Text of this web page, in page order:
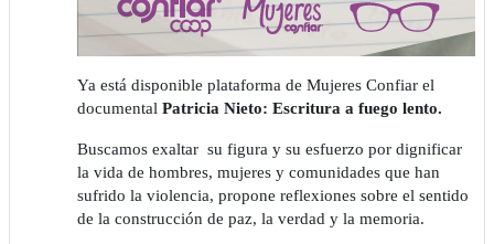
Ya está disponible plataforma de Mujeres Confiar el
documental Patricia Nieto: Escritura a fuego lento.
Buscamos exaltar su figura y su esfuerzo por dignificar
la vida de hombres, mujeres y comunidades que han
sufrido la violencia, propone reflexiones sobre el sentido
de la construcción de paz, la verdad y la memoria.